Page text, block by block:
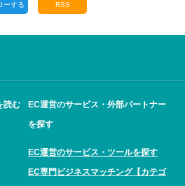
ーする RSS
読む
EC運営のサービス・外部パートナー
を探す
EC運営のサービス・ツールを探す
EC専門ビジネスマッチング【カテゴ